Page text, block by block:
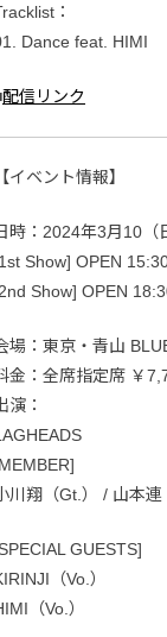
：
Dance feat. HIMI
配信リンク
【イベント情報】
時：2024年3月10（
Show] OPEN
Show] OPEN
場：東京・青山
金：全席指定席 ￥
演：
川翔（Gt.） / 山本
GUESTS]
（Vo.）
（Vo.）